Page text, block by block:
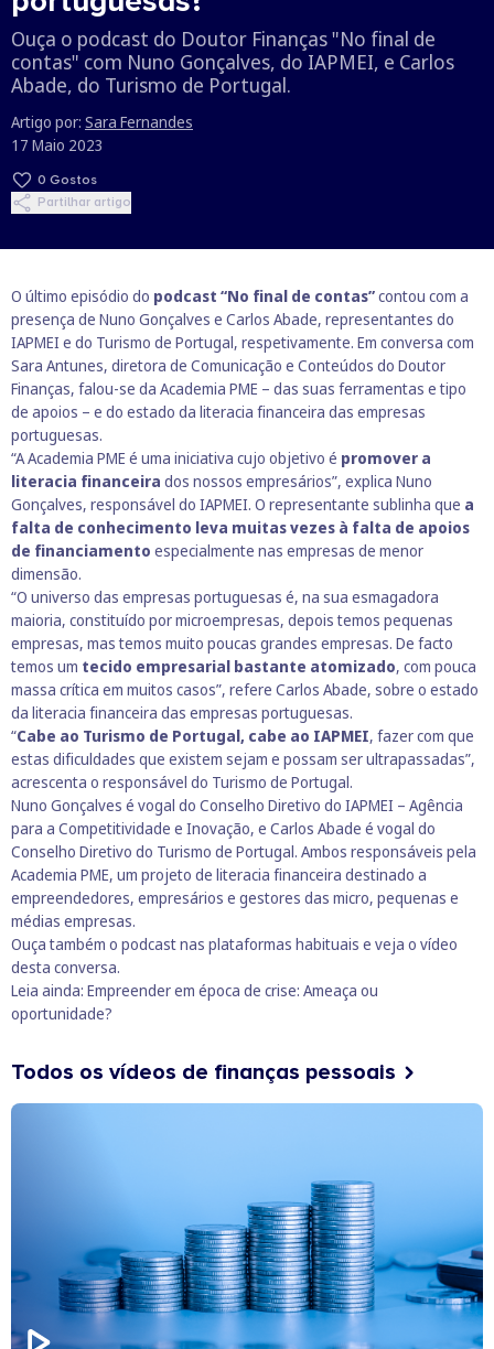
Ouça o podcast do Doutor Finanças "No final de
contas" com Nuno Gonçalves, do IAPMEI, e Carlos
Abade, do Turismo de Portugal.
Artigo por: Sara Fernandes
17 Maio 2023
0 Gostos
Partilhar artigo
O último episódio do podcast “No final de contas”contou com a
presença de Nuno Gonçalves e Carlos Abade, representantes do
IAPMEI e do Turismo de Portugal, respetivamente. Em conversa com
Sara Antunes, diretora de Comunicação e Conteúdos do Doutor
Finanças, falou-se da Academia PME – das suas ferramentas e tipo
de apoios – e do estado da literacia financeira das empresas
portuguesas.
“A Academia PME é uma iniciativa cujo objetivo é promover a
literacia financeira dos nossos empresários”, explica Nuno
Gonçalves, responsável do IAPMEI. O representante sublinha que a
falta de conhecimento leva muitas vezes à falta de apoios
de financiamento especialmente nas empresas de menor
dimensão.
“O universo das empresas portuguesas é, na sua esmagadora
maioria, constituído por microempresas, depois temos pequenas
empresas, mas temos muito poucas grandes empresas. De facto
temos um tecido empresarial bastante atomizado, com pouca
massa crítica em muitos casos”, refere Carlos Abade, sobre o estado
da literacia financeira das empresas portuguesas.
“Cabe ao Turismo de Portugal, cabe ao IAPMEI, fazer com que
estas dificuldades que existem sejam e possam ser ultrapassadas”,
acrescenta o responsável do Turismo de Portugal.
Nuno Gonçalves é vogal do Conselho Diretivo do IAPMEI – Agência
para a Competitividade e Inovação, e Carlos Abade é vogal do
Conselho Diretivo do Turismo de Portugal. Ambos responsáveis pela
Academia PME, um projeto de literacia financeira destinado a
empreendedores, empresários e gestores das micro, pequenas e
médias empresas.
Ouça também o podcast nas plataformas habituais e veja o vídeo
desta conversa.
Leia ainda: Empreender em época de crise: Ameaça ou
oportunidade?
Todos os vídeos de finanças pessoais